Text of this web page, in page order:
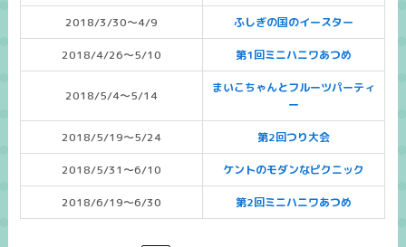
2018/3/30～4/9 ふしぎの国のイースター
2018/4/26～5/10 第1回ミニハニワあつめ
2018/5/4～5/14
まいこちゃんとフルーツパーティ
ー
2018/5/19～5/24 第2回つり大会
2018/5/31～6/10 ケントのモダンなピクニック
2018/6/19～6/30 第2回ミニハニワあつめ